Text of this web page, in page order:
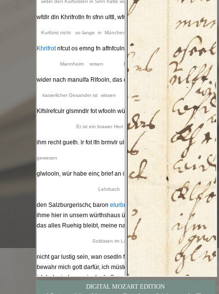
DIGITAL MOZART EDITION